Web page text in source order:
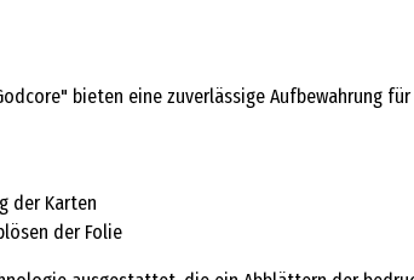
bieten eine zuverlässige Aufbewahrung
der Karten
der Folie